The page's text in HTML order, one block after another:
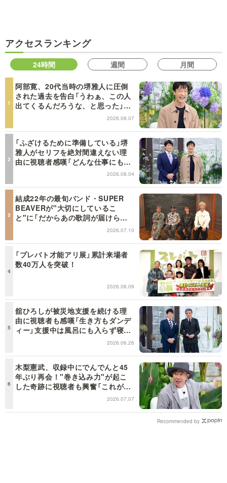
アクセスランキング
24時間 週間 月間
阿部寛、20代当時の堺雅人に圧倒
された過去を告白「うわぁ、この人
出てくるんだろうな、と思った」
2026.08.07
「ふざけるために準備している」堺
雅人がセリフを絶対間違えない理
由に視聴者感嘆「どんな仕事にも当
てはまる」【日曜日の初耳学】2026.08.04
結成22年の最旬バンド・SUPER
BEAVERが"大切にしているこ
と"に「だからあの歌詞が届けられ
るんだ」共感の声＜日曜日の初耳学
2026.07.10
「プレバト才能アリ展」累計来場者
数40万人を突破！
2026.08.09
舘ひろしが被災地支援を続ける理
由に視聴者も感嘆「生き方もダンデ
ィー」支援中は風呂にも入らず寝袋
で寝泊まり【日曜日の初耳学】2026.06.26
木梨憲武、収録中にでんでんと45
年ぶり再会！"巻き込み力"が起こ
した奇跡に視聴者も興奮「これがテ
レビの面白さだよね！」＜日曜日の
2026.07.07
Recommended by